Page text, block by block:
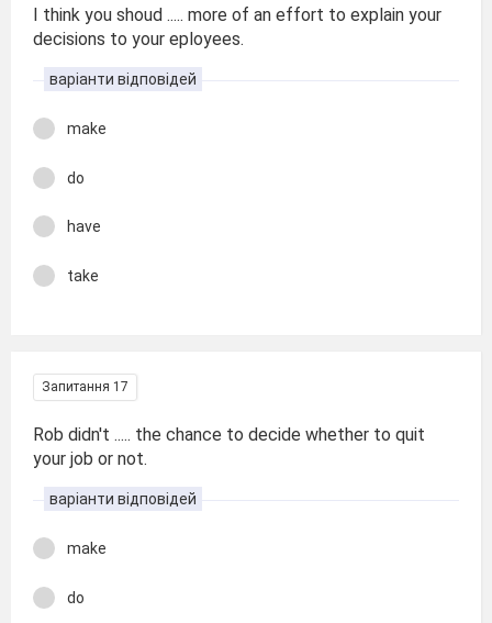
I think you shoud ..... more of an effort to explain your
decisions to your eployees.
варіанти відповідей
make
do
have
take
Запитання 17
Rob didn't ..... the chance to decide whether to quit
your job or not.
варіанти відповідей
make
do